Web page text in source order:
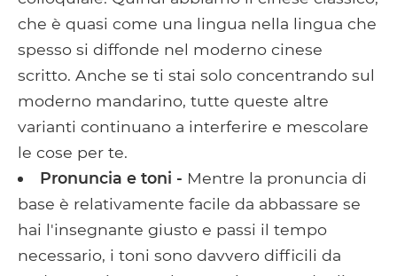
che è quasi come una lingua nella lingua che
spesso si diffonde nel moderno cinese
scritto. Anche se ti stai solo concentrando sul
moderno mandarino, tutte queste altre
varianti continuano a interferire e mescolare
le cose per te.
Pronuncia e toni - Mentre la pronuncia di
base è relativamente facile da abbassare se
hai l'insegnante giusto e passi il tempo
necessario, i toni sono davvero difficili da